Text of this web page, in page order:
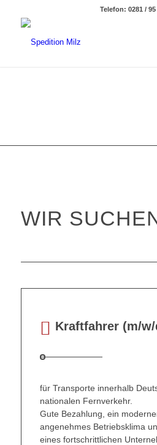
Telefon: 0281 / 95
WIR
Kraftfahrer (m/
für Transporte innerhalb
nationalen Fernverkehr.
Gute Bezahlung, ein
angenehmes Betriebsklima
eines fortschrittlichen